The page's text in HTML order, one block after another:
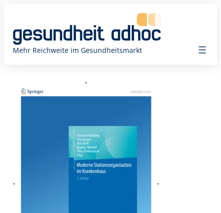
springen
Mehr Reichweite im Gesundheitsmarkt